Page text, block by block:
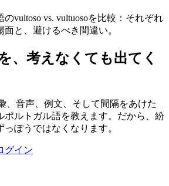
vultoso vs. vultuosoを比較：それぞれ
と、避けるべき間違い。
、考えなくても出てく
、音声、例文、そして間隔をあけた
ポルトガル語を教えます。だから、紛
ぽうではなくなります。
グイン